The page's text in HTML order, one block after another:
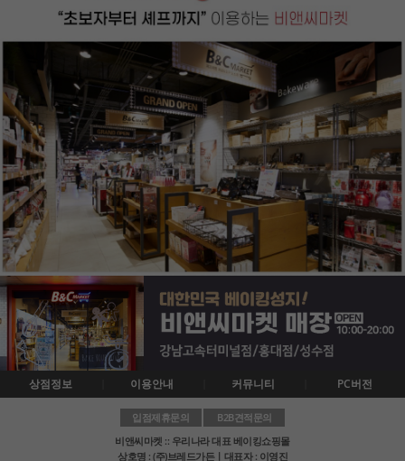
상점정보 이용안내 커뮤니티 PC버전
입점제휴문의
B2B견적문의
비앤씨마켓 :: 우리나라 대표 베이킹쇼핑몰
상호명 : (주)브레드가든ㅣ대표자 : 이영진